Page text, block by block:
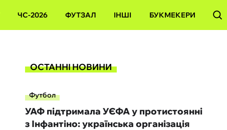
ЧС-2026 ФУТЗАЛ ІНШІ БУКМЕКЕРИ
ОСТАННІ НОВИНИ
Футбол
УАФ підтримала УЄФА у протистоянні
з Інфантіно: українська організація